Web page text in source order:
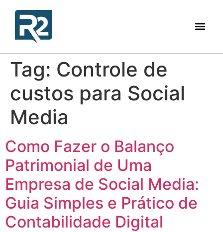
Tag: Controle de
custos para Social
Media
Como Fazer o Balanço
Patrimonial de Uma
Empresa de Social Media:
Guia Simples e Prático de
Contabilidade Digital